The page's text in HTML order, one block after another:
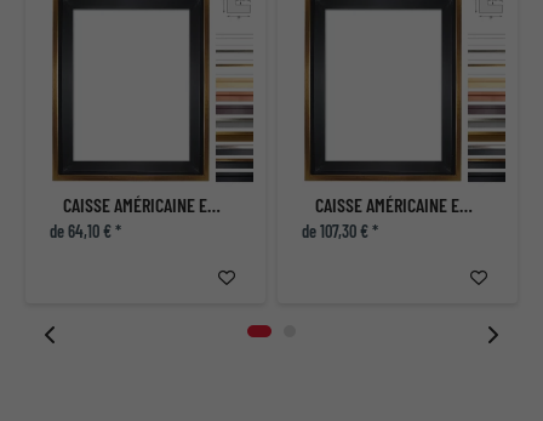
CAISSE AMÉRICAINE ECLIPSE NATUREL
de 64,10 € *
CAISSE AMÉRICAINE ECLIPSE NOIR
de 107,30 € *